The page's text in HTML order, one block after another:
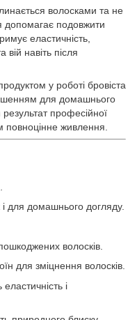
волосками та не
допомагає подовжити
еластичність,
вій навіть після
у роботі бровіста
для домашнього
професійної
повноцінне живлення.
для домашнього догляду.
волосків.
для зміцнення волосків.
і